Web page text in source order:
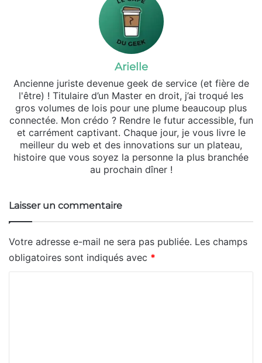
Arielle
Ancienne juriste devenue geek de service (et fière de
l'être) ! Titulaire d’un Master en droit, j’ai troqué les
gros volumes de lois pour une plume beaucoup plus
connectée. Mon crédo ? Rendre le futur accessible, fun
et carrément captivant. Chaque jour, je vous livre le
meilleur du web et des innovations sur un plateau,
histoire que vous soyez la personne la plus branchée
au prochain dîner !
Laisser un commentaire
Votre adresse e-mail ne sera pas publiée. Les champs
obligatoires sont indiqués avec *